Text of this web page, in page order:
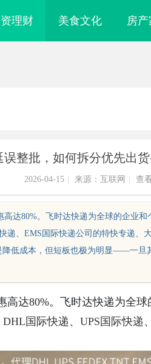
理财 美食文化 房
整批，如何拆分优先出
2026-04-15 来源：互联网 查
达80%。飞时达快递为全球的企业
递、EMS国际快递公司的特快专递
低成本，但短板也极为明显——一旦
高达80%。飞时达快递为全
DHL国际快递 、 UPS国际快递 、
景全面解析